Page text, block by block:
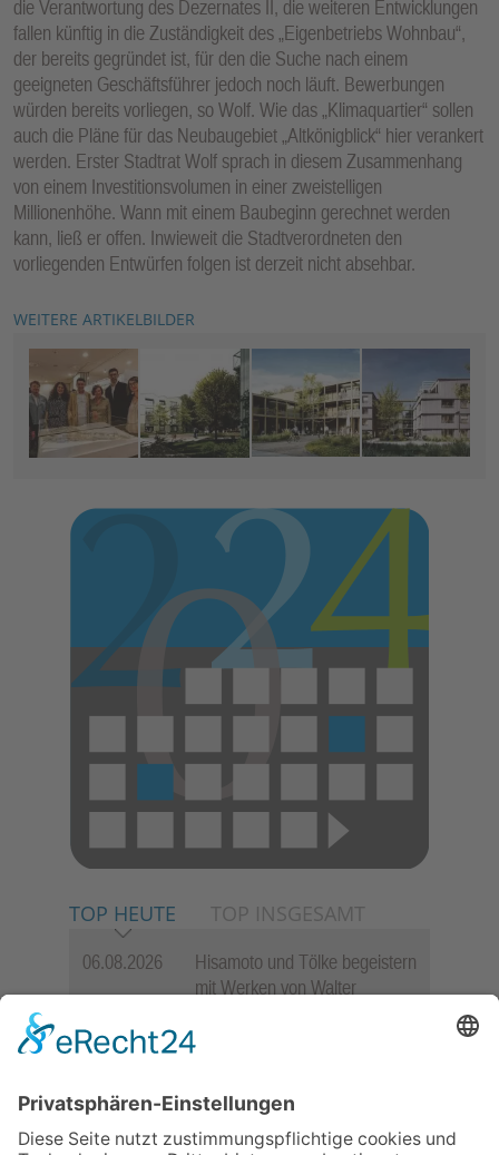
die Verantwortung des Dezernates II, die weiteren Entwicklungen
fallen künftig in die Zuständigkeit des „Eigenbetriebs Wohnbau“,
der bereits gegründet ist, für den die Suche nach einem
geeigneten Geschäftsführer jedoch noch läuft. Bewerbungen
würden bereits vorliegen, so Wolf. Wie das „Klimaquartier“ sollen
auch die Pläne für das Neubaugebiet „Altkönigblick“ hier verankert
werden. Erster Stadtrat Wolf sprach in diesem Zusammenhang
von einem Investitionsvolumen in einer zweistelligen
Millionenhöhe. Wann mit einem Baubeginn gerechnet werden
kann, ließ er offen. Inwieweit die Stadtverordneten den
vorliegenden Entwürfen folgen ist derzeit nicht absehbar.
WEITERE ARTIKELBILDER
TOP HEUTE TOP INSGESAMT
06.08.2026
Hisamoto und Tölke begeistern
mit Werken von Walter
09.07.2026
Wasserampel steht auf Gelb:
auf